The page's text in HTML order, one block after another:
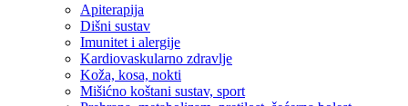
Apiterapija
Dišni sustav
Imunitet i alergije
Kardiovaskularno zdravlje
Koža, kosa, nokti
Mišićno koštani sustav, sport